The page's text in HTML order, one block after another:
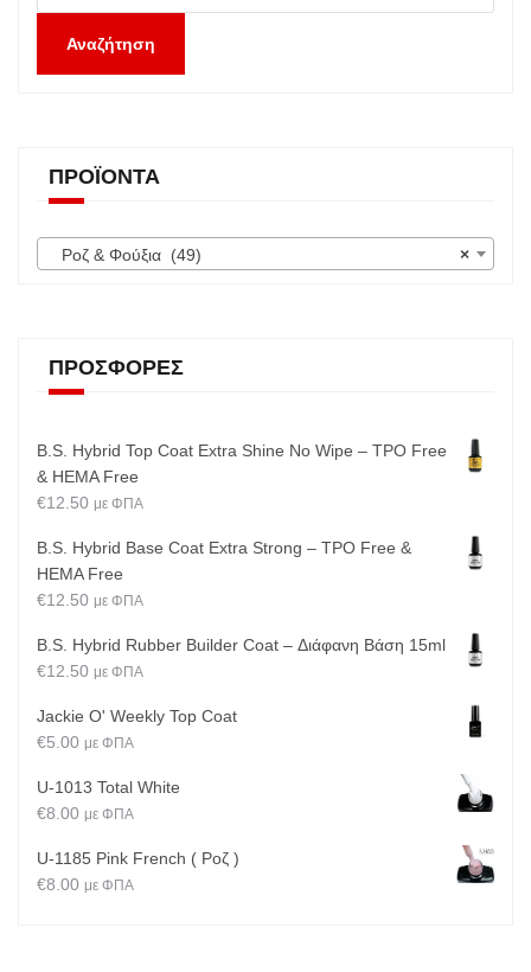
Αναζήτηση
ΠΡΟΪΌΝΤΑ
×
Ροζ & Φούξια (49)
ΠΡΟΣΦΟΡΈΣ
B.S. Hybrid Top Coat Extra Shine No Wipe – TPO Free
& HEMA Free
€12.50 με ΦΠΑ
B.S. Hybrid Base Coat Extra Strong – TPO Free &
HEMA Free
€12.50 με ΦΠΑ
B.S. Hybrid Rubber Builder Coat – Διάφανη Βάση 15ml
€12.50 με ΦΠΑ
Jackie O' Weekly Top Coat
€5.00 με ΦΠΑ
U-1013 Total White
€8.00 με ΦΠΑ
U-1185 Pink French ( Ροζ )
€8.00 με ΦΠΑ